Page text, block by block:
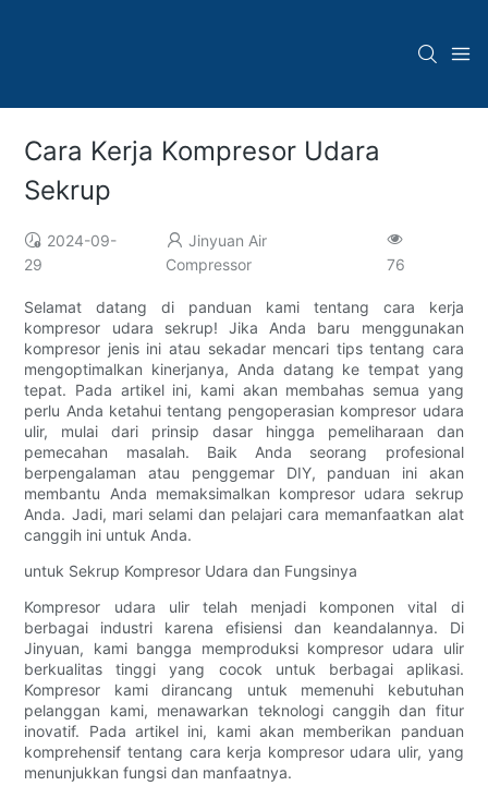
Cara Kerja Kompresor Udara
Sekrup
2024-09-
29
Jinyuan Air
Compressor
76
Selamat datang di panduan kami tentang cara kerja
kompresor udara sekrup! Jika Anda baru menggunakan
kompresor jenis ini atau sekadar mencari tips tentang cara
mengoptimalkan kinerjanya, Anda datang ke tempat yang
tepat. Pada artikel ini, kami akan membahas semua yang
perlu Anda ketahui tentang pengoperasian kompresor udara
ulir, mulai dari prinsip dasar hingga pemeliharaan dan
pemecahan masalah. Baik Anda seorang profesional
berpengalaman atau penggemar DIY, panduan ini akan
membantu Anda memaksimalkan kompresor udara sekrup
Anda. Jadi, mari selami dan pelajari cara memanfaatkan alat
canggih ini untuk Anda.
untuk Sekrup Kompresor Udara dan Fungsinya
Kompresor udara ulir telah menjadi komponen vital di
berbagai industri karena efisiensi dan keandalannya. Di
Jinyuan, kami bangga memproduksi kompresor udara ulir
berkualitas tinggi yang cocok untuk berbagai aplikasi.
Kompresor kami dirancang untuk memenuhi kebutuhan
pelanggan kami, menawarkan teknologi canggih dan fitur
inovatif. Pada artikel ini, kami akan memberikan panduan
komprehensif tentang cara kerja kompresor udara ulir, yang
menunjukkan fungsi dan manfaatnya.